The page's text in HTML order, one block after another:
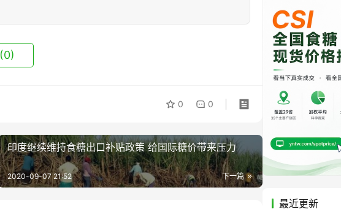
(0)
0 0
印度继续维持食糖出口补贴政策 给国际糖价带来压力
下一篇
2020-09-07 21:52
最近更新